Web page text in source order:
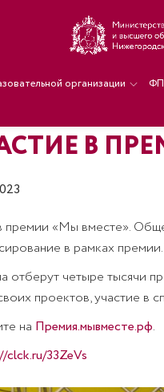
организации ФП
В
премии «Мы вместе».
в рамках
отберут четыре тысячи
проектов, участие в
на Премия.мывместе.рф.
clck.ru/33ZeVs